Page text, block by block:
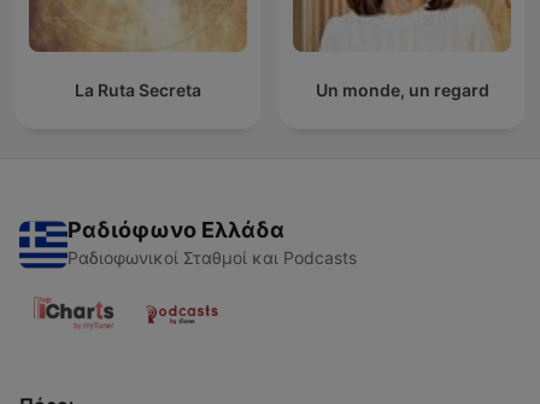
La Ruta Secreta Un monde, un regard
Ραδιόφωνο Ελλάδα
Ραδιοφωνικοί Σταθμοί και Podcasts